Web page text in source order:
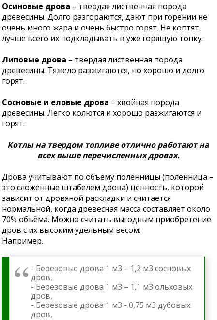
Осиновые дрова – твердая лиственная порода
древесины. Долго разгораются, дают при горении не
очень много жара и очень быстро горят. Не коптят,
лучше всего их подкладывать в уже горящую топку.
Липовые дрова – твердая лиственная порода
древесины. Тяжело разжигаются, но хорошо и долго
горят.
Сосновые и еловые дрова – хвойная порода
древесины. Легко колются и хорошо разжигаются и
горят.
Котлы на твердом топливе отлично работают на
всех выше перечисленных дровах.
Дрова учитывают по объему поленницы (поленница –
это сложенные штабелем дрова) ценность, которой
зависит от дровяной раскладки и считается
нормальной, когда древесная масса составляет около
70% объёма. Можно считать выгодным приобретение
дров с их высоким удельным весом:
Например,
- Березовые дрова 1 м3 – 1,2 м3 сосновых
дров,
- Березовые дрова 1 м3 – 1,1 м3 ольховых
дров,
- Березовые дрова 1 м3 - 0,75 м3 дубовых
дров,